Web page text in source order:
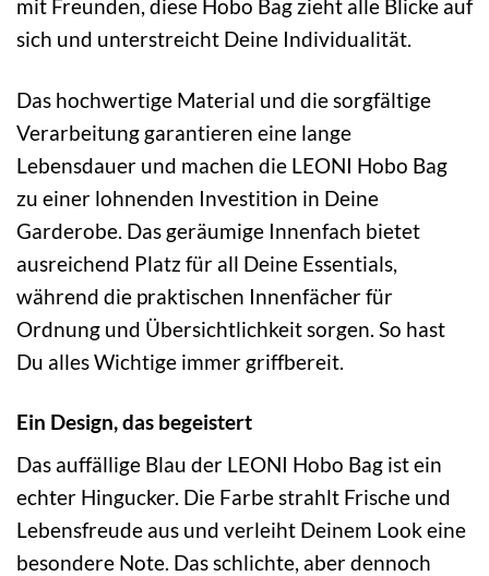
mit Freunden, diese Hobo Bag zieht alle Blicke auf
sich und unterstreicht Deine Individualität.
Das hochwertige Material und die sorgfältige
Verarbeitung garantieren eine lange
Lebensdauer und machen die LEONI Hobo Bag
zu einer lohnenden Investition in Deine
Garderobe. Das geräumige Innenfach bietet
ausreichend Platz für all Deine Essentials,
während die praktischen Innenfächer für
Ordnung und Übersichtlichkeit sorgen. So hast
Du alles Wichtige immer griffbereit.
Ein Design, das begeistert
Das auffällige Blau der LEONI Hobo Bag ist ein
echter Hingucker. Die Farbe strahlt Frische und
Lebensfreude aus und verleiht Deinem Look eine
besondere Note. Das schlichte, aber dennoch